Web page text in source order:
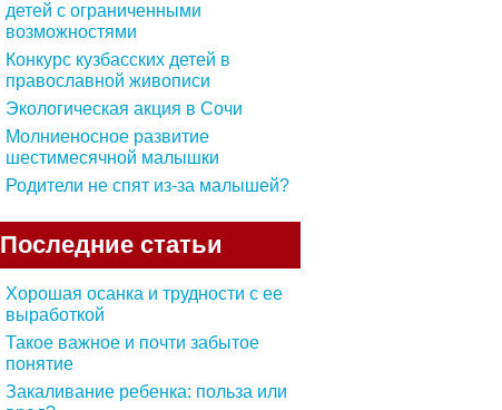
детей с ограниченными
возможностями
Конкурс кузбасских детей в
православной живописи
Экологическая акция в Сочи
Молниеносное развитие
шестимесячной малышки
Родители не спят из-за малышей?
Последние статьи
Хорошая осанка и трудности с ее
выработкой
Такое важное и почти забытое
понятие
Закаливание ребенка: польза или